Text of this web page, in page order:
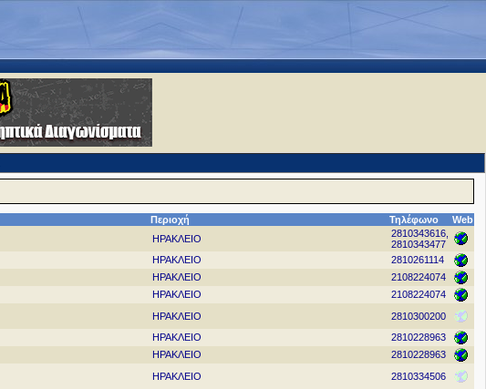
Περιοχή Τηλέφωνο
Web
ΗΡΑΚΛΕΙΟ
2810343616,
2810343477
ΗΡΑΚΛΕΙΟ
2810261114
ΗΡΑΚΛΕΙΟ
2108224074
ΗΡΑΚΛΕΙΟ
2108224074
ΗΡΑΚΛΕΙΟ
2810300200
ΗΡΑΚΛΕΙΟ
2810228963
ΗΡΑΚΛΕΙΟ
2810228963
ΗΡΑΚΛΕΙΟ
2810334506